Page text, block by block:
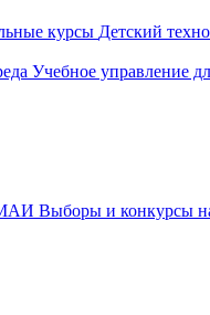
курсы Детский
Учебное управление
МАИ Выборы и конкурсы